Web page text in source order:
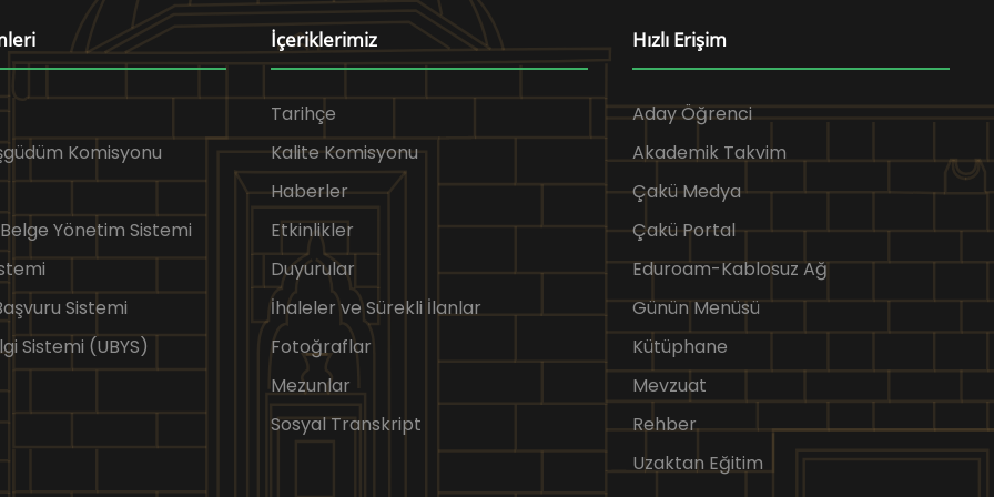
Komisyonu
Yönetim Sistemi
Sistemi
Sistemi (UBYS)
İçeriklerimiz
Tarihçe
Kalite Komisyonu
Haberler
Etkinlikler
Duyurular
İhaleler ve Sürekli İlanlar
Fotoğraflar
Mezunlar
Sosyal Transkript
Hızlı Erişim
Aday Öğrenci
Akademik Takvim
Çakü Medya
Çakü Portal
Eduroam-Kablosuz Ağ
Günün Menüsü
Kütüphane
Mevzuat
Rehber
Uzaktan Eğitim